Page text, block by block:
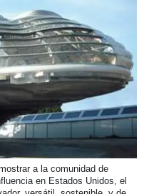
a la comunidad de
en Estados Unidos, el